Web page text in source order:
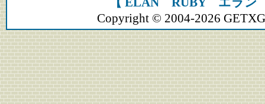
Copyright © 2004-2026